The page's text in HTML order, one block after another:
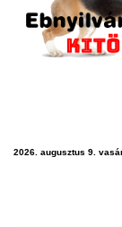
2026. augusztus 9.